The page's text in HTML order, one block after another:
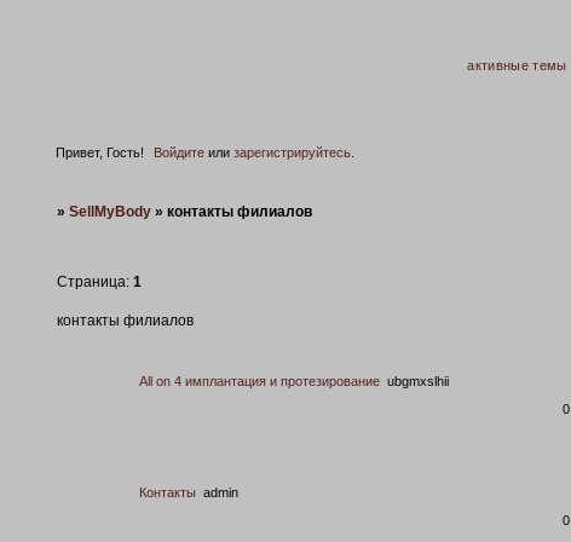
активные темы
Привет, Гость! Войдите илизарегистрируйтесь
» SellMyBody » контакты филиалов
контакты филиалов
Страница: 1
Аll on 4 имплантация и протезирование ubgmxslhii
0
Контакты admin
0